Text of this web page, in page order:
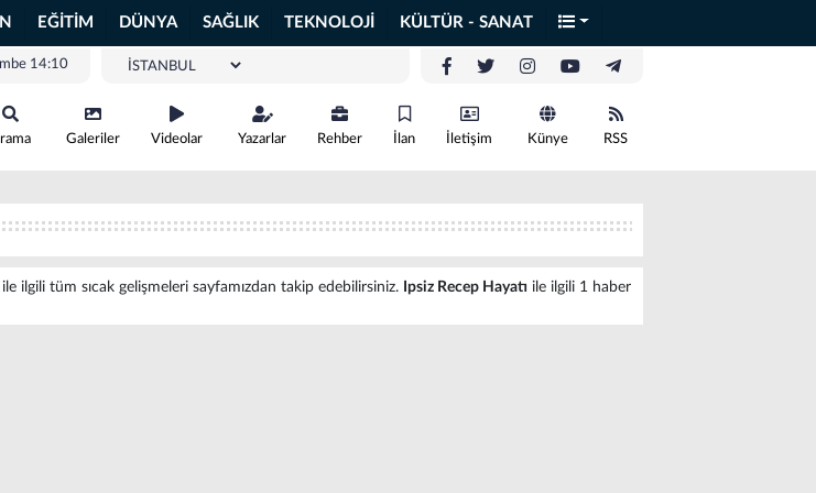
EĞİTİM DÜNYA SAĞLIK TEKNOLOJİ KÜLTÜR - SANAT
14:10
Galeriler Videolar Yazarlar Rehber İlan İletişim Künye RSS
ilgili tüm sıcak gelişmeleri sayfamızdan takip edebilirsiniz. Ipsiz Recep Hayatı ile ilgili 1 haber